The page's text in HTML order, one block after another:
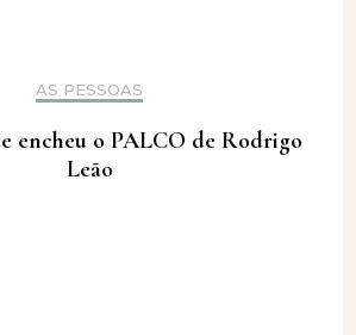
AS PESSOAS
encheu o PALCO de Rodrigo
Leão